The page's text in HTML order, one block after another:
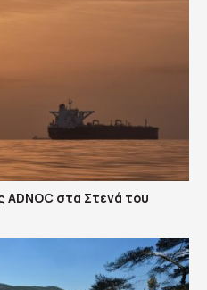
στα Στενά του